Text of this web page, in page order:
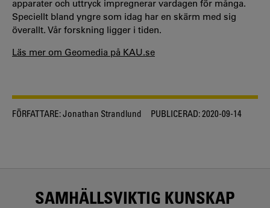
apparater och uttryck impregnerar vardagen för många.
Speciellt bland yngre som idag har en skärm med sig
överallt. Vår forskning ligger i tiden.
Läs mer om Geomedia på KAU.se
FÖRFATTARE:Jonathan Strandlund PUBLICERAD:2020-09-14
SAMHÄLLSVIKTIG KUNSKAP